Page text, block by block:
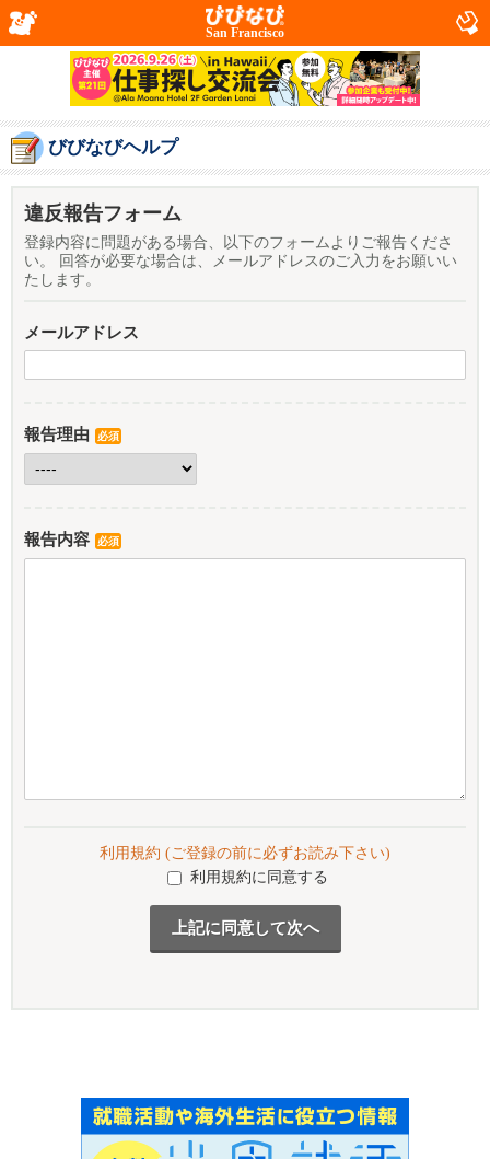
San Francisco
びびなびヘルプ
違反報告フォーム
登録内容に問題がある場合、以下のフォームよりご報告くださ
い。 回答が必要な場合は、メールアドレスのご入力をお願いい
たします。
メールアドレス
報告理由 必須
報告内容 必須
利用規約 (ご登録の前に必ずお読み下さい)
利用規約に同意する